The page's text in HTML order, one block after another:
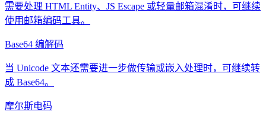
需要处理 HTML Entity、JS Escape 或轻量邮箱混淆时，可继续
使用邮箱编码工具。
Base64 编解码
当 Unicode 文本还需要进一步做传输或嵌入处理时，可继续转
成 Base64。
摩尔斯电码